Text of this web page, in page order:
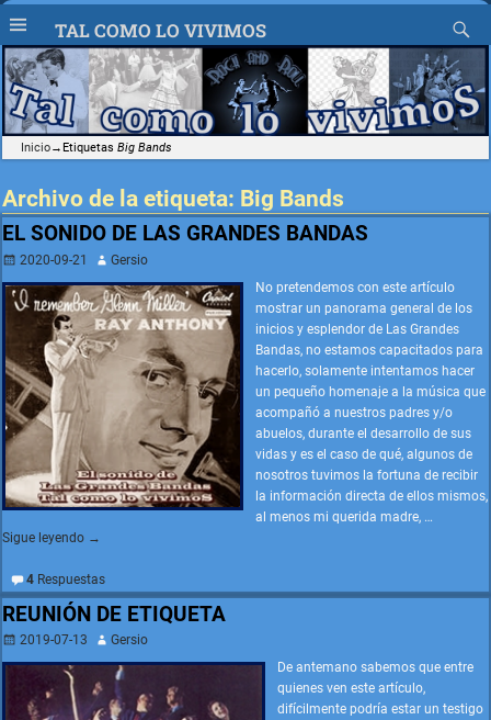
TAL COMO LO VIVIMOS
Inicio→EtiquetasBig Bands
Archivo de la etiqueta: Big Bands
EL SONIDO DE LAS GRANDES BANDAS
2020-09-21
Gersio
No pretendemos con este artículo
mostrar un panorama general de los
inicios y esplendor de Las Grandes
Bandas, no estamos capacitados para
hacerlo, solamente intentamos hacer
un pequeño homenaje a la música que
acompañó a nuestros padres y/o
abuelos, durante el desarrollo de sus
vidas y es el caso de qué, algunos de
nosotros tuvimos la fortuna de recibir
la información directa de ellos mismos,
al menos mi querida madre, …
Sigue leyendo →
4Respuestas
REUNIÓN DE ETIQUETA
2019-07-13
Gersio
De antemano sabemos que entre
quienes ven este artículo,
difícilmente podría estar un testigo